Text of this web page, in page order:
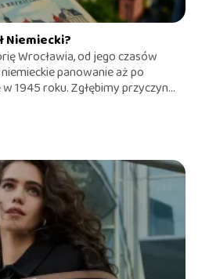
Niemiecki?
Wrocławia, od jego czasów
panowanie aż po
1945 roku. Zgłębimy przyczyn...